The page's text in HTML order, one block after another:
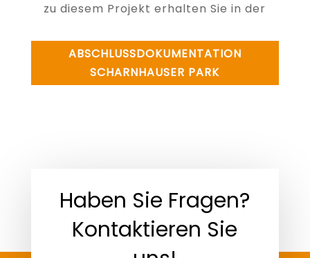
zu diesem Projekt erhalten Sie in der
ABSCHLUSSDOKUMENTATION
SCHARNHAUSER PARK
Haben Sie Fragen?
Kontaktieren Sie